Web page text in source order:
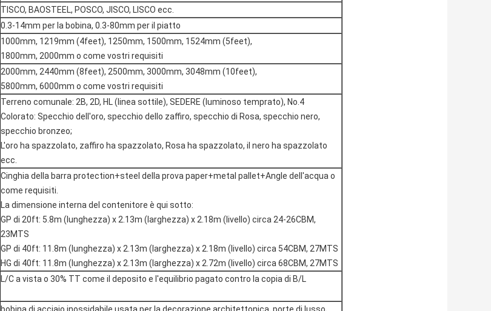
TISCO, BAOSTEEL, POSCO, JISCO, LISCO ecc.
0.3-14mm per la bobina, 0.3-80mm per il piatto
1000mm, 1219mm (4feet), 1250mm, 1500mm, 1524mm (5feet),
1800mm, 2000mm o come vostri requisiti
2000mm, 2440mm (8feet), 2500mm, 3000mm, 3048mm (10feet),
5800mm, 6000mm o come vostri requisiti
Terreno comunale: 2B, 2D, HL (linea sottile), SEDERE (luminoso temprato), No.4
Colorato: Specchio dell'oro, specchio dello zaffiro, specchio di Rosa, specchio nero,
specchio bronzeo;
L'oro ha spazzolato, zaffiro ha spazzolato, Rosa ha spazzolato, il nero ha spazzolato
ecc.
Cinghia della barra protection+steel della prova paper+metal pallet+Angle dell'acqua o
come requisiti.
La dimensione interna del contenitore è qui sotto:
GP di 20ft: 5.8m (lunghezza) x 2.13m (larghezza) x 2.18m (livello) circa 24-26CBM,
23MTS
GP di 40ft: 11.8m (lunghezza) x 2.13m (larghezza) x 2.18m (livello) circa 54CBM, 27MTS
HG di 40ft: 11.8m (lunghezza) x 2.13m (larghezza) x 2.72m (livello) circa 68CBM, 27MTS
L/C a vista o 30% TT come il deposito e l'equilibrio pagato contro la copia di B/L
bobina di acciaio inossidabile usata per la decorazione architettonica, porte di lusso,